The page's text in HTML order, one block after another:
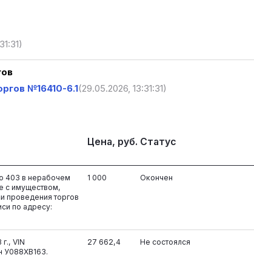
№16410-6.1(29.05.2026, 13:31:31)
Цена, руб. Статус
403 в нерабочем
с имуществом,
проведения торгов
по адресу:
1 000 Окончен
VIN
У088ХВ163.
27 662,4 Не состоялся